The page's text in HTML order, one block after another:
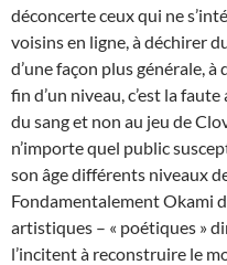
déconcerte ceux qui ne
voisins en ligne, à déchirer
d’une façon plus générale,
fin d’un niveau, c’est la
du sang et non au jeu de
n’importe quel public
son âge différents niveaux
Fondamentalement Okami
artistiques – « poétiques »
l’incitent à reconstruire le